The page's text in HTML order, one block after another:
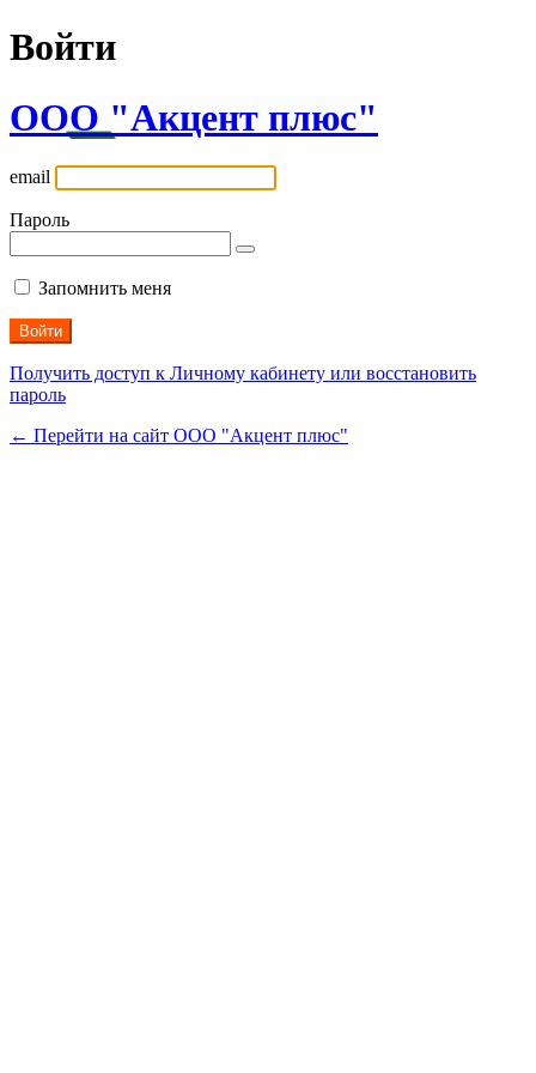
Войти
ООО "Акцент плюс"
email
Пароль
Запомнить меня
Получить доступ к Личному кабинету или восстановить
пароль
← Перейти на сайт ООО "Акцент плюс"